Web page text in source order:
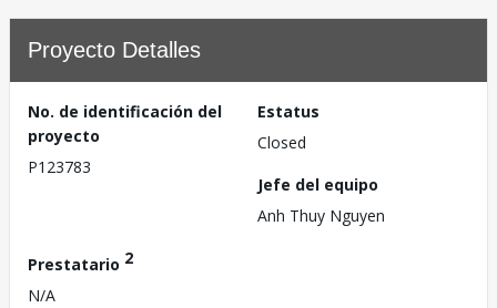
Proyecto Detalles
No. de identificación del
proyecto
P123783
Estatus
Closed
Jefe del equipo
Anh Thuy Nguyen
Prestatario 2
N/A